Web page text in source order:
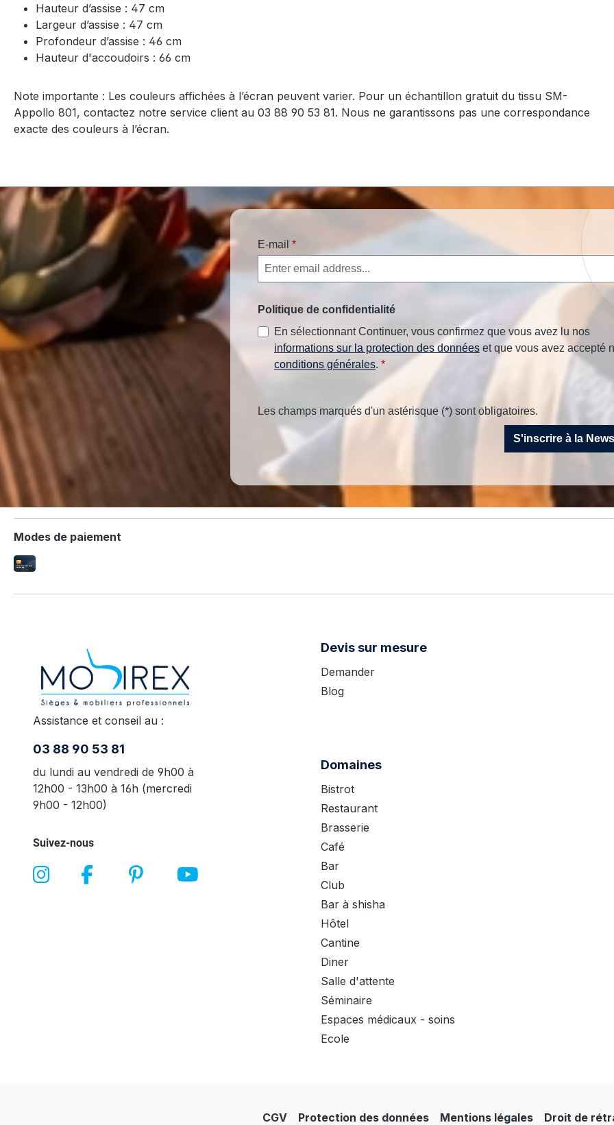
Hauteur d’assise : 47 cm
Largeur d’assise : 47 cm
Profondeur d’assise : 46 cm
Hauteur d'accoudoirs : 66 cm
Note importante : Les couleurs affichées à l’écran peuvent varier. Pour un échantillon gratuit du tissu SM-
Appollo 801, contactez notre service client au 03 88 90 53 81. Nous ne garantissons pas une correspondance
exacte des couleurs à l’écran.
E-mail *
Politique de confidentialité
En sélectionnant Continuer, vous confirmez que vous avez lu nos
informations sur la protection des données et que vous avez accepté
conditions générales. *
Les champs marqués d'un astérisque (*) sont obligatoires.
S'inscrire à la
Modes de paiement
Assistance et conseil au :
03 88 90 53 81
du lundi au vendredi de 9h00 à
12h00 - 13h00 à 16h (mercredi
9h00 - 12h00)
Suivez-nous
Devis sur mesure
Demander
Blog
Domaines
Bistrot
Restaurant
Brasserie
Café
Bar
Club
Bar à shisha
Hôtel
Cantine
Diner
Salle d'attente
Séminaire
Espaces médicaux - soins
Ecole
CGV Protection des données Mentions légales Droit de